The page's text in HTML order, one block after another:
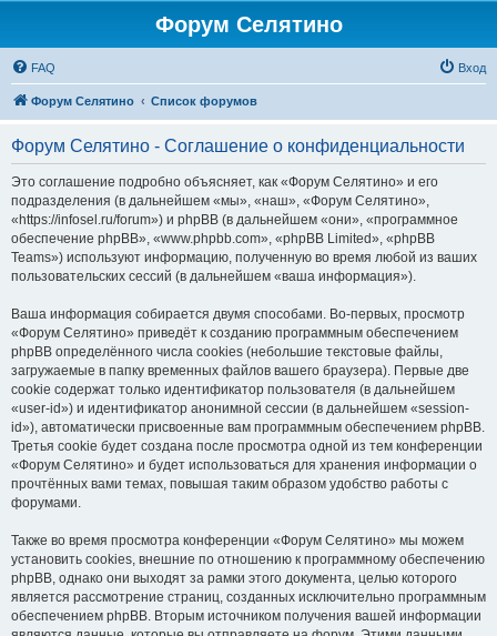
Форум Селятино
FAQ Вход
Форум Селятино Список форумов
Форум Селятино - Соглашение о конфиденциальности
Это соглашение подробно объясняет, как «Форум Селятино» и его
подразделения (в дальнейшем «мы», «наш», «Форум Селятино»,
«https://infosel.ru/forum») и phpBB (в дальнейшем «они», «программное
обеспечение phpBB», «www.phpbb.com», «phpBB Limited», «phpBB
Teams») используют информацию, полученную во время любой из ваших
пользовательских сессий (в дальнейшем «ваша информация»).
Ваша информация собирается двумя способами. Во-первых, просмотр
«Форум Селятино» приведёт к созданию программным обеспечением
phpBB определённого числа cookies (небольшие текстовые файлы,
загружаемые в папку временных файлов вашего браузера). Первые две
cookie содержат только идентификатор пользователя (в дальнейшем
«user-id») и идентификатор анонимной сессии (в дальнейшем «session-
id»), автоматически присвоенные вам программным обеспечением phpBB.
Третья cookie будет создана после просмотра одной из тем конференции
«Форум Селятино» и будет использоваться для хранения информации о
прочтённых вами темах, повышая таким образом удобство работы с
форумами.
Также во время просмотра конференции «Форум Селятино» мы можем
установить cookies, внешние по отношению к программному обеспечению
phpBB, однако они выходят за рамки этого документа, целью которого
является рассмотрение страниц, созданных исключительно программным
обеспечением phpBB. Вторым источником получения вашей информации